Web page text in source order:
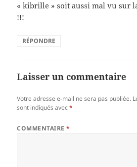
« kibrille » soit aussi mal vu sur
!!!
RÉPONDRE
Laisser un commentaire
Votre adresse e-mail ne sera pas publiée.
sont indiqués avec*
COMMENTAIRE*